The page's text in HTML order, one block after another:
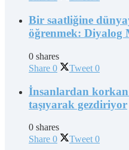
Bir saatliğine
öğrenmek: Diyalog
0 shares
Share 0 Tweet 0
İnsanlardan korkan
taşıyarak gezdiriyor
0 shares
Share 0 Tweet 0